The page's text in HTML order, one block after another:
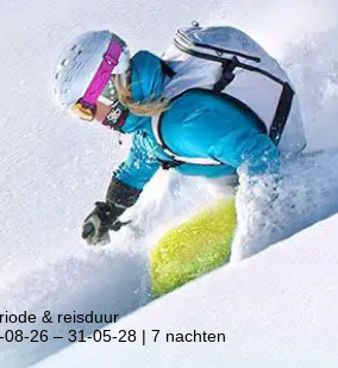
hoogte van onze kortingsacties!
& reisduur
08-26 – 31-05-28 | 7 nachten